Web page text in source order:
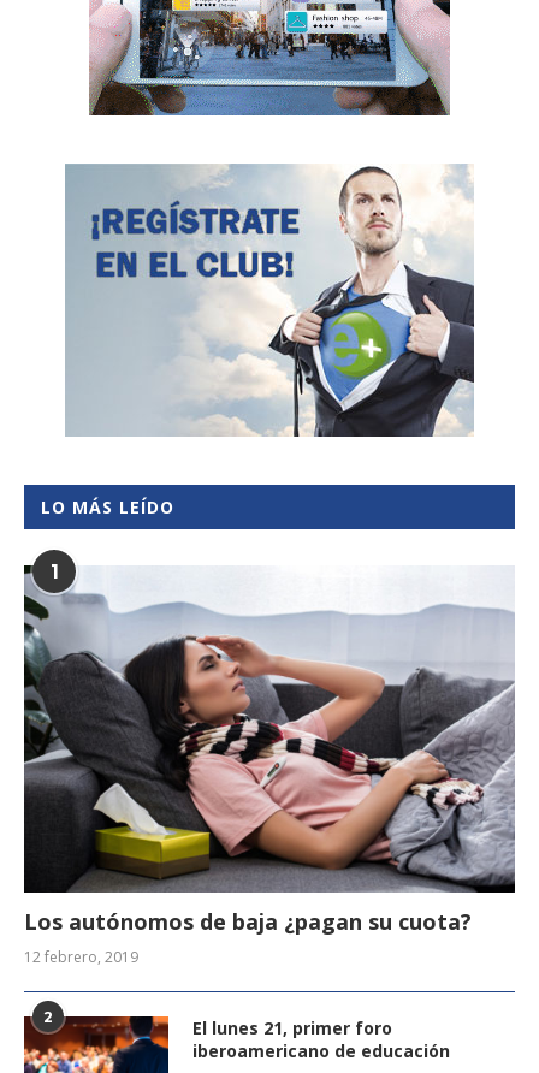
LO MÁS LEÍDO
1
Los autónomos de baja ¿pagan su cuota?
12 febrero, 2019
2
El lunes 21, primer foro
iberoamericano de educación